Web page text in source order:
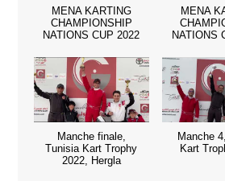
MENA KARTING
CHAMPIONSHIP
NATIONS CUP 2022
MENA
NATIONS
Manche finale,
Tunisia Kart Trophy
2022, Hergla
Manche
Kart